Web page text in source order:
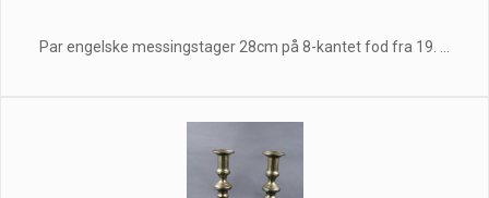
Par engelske messingstager 28cm på 8-kantet fod fra 19. ...